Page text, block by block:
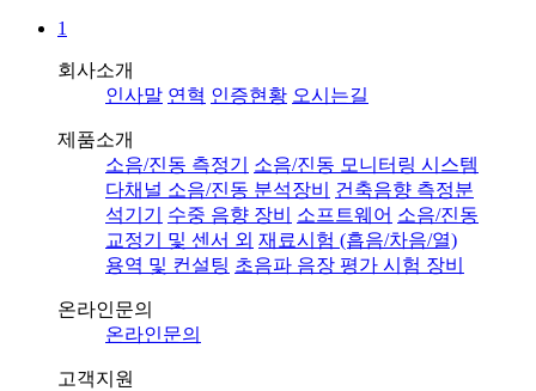
1
회사소개
인사말 연혁 인증현황 오시는길
제품소개
소음/진동 측정기
소음/진동 모니터링 시스템
다채널 소음/진동 분석장비
건축음향 측정분
석기기
수중 음향 장비 소프트웨어 소음/진동
교정기 및 센서 외 재료시험 (흡음/차음/열)
용역 및 컨설팅 초음파 음장 평가 시험 장비
온라인문의
온라인문의
고객지원